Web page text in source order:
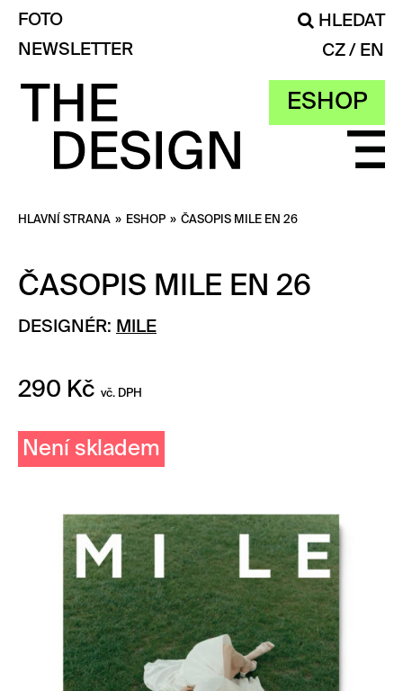
ESHOP
FOTO
HLEDAT
NEWSLETTER
CZ EN
HLAVNÍ STRANA » ESHOP » ČASOPIS MILE EN 26
ČASOPIS MILE EN 26
DESIGNÉR: MILE
290 Kč vč. DPH
Není skladem